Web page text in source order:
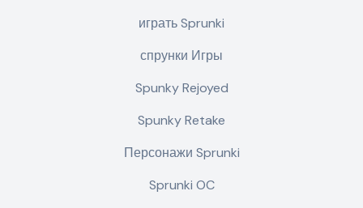
играть Sprunki
спрунки Игры
Spunky Rejoyed
Spunky Retake
Персонажи Sprunki
Sprunki OC